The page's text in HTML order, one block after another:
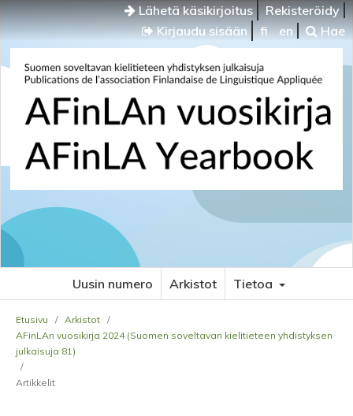
Lähetä käsikirjoitus
Rekisteröidy
Kirjaudu sisään
fi en Hae
Uusin numero Arkistot Tietoa
Etusivu / Arkistot /
AFinLAn vuosikirja 2024 (Suomen soveltavan kielitieteen yhdistyksen
julkaisuja 81)
/
Artikkelit